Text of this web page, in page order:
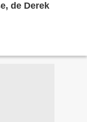
de Derek